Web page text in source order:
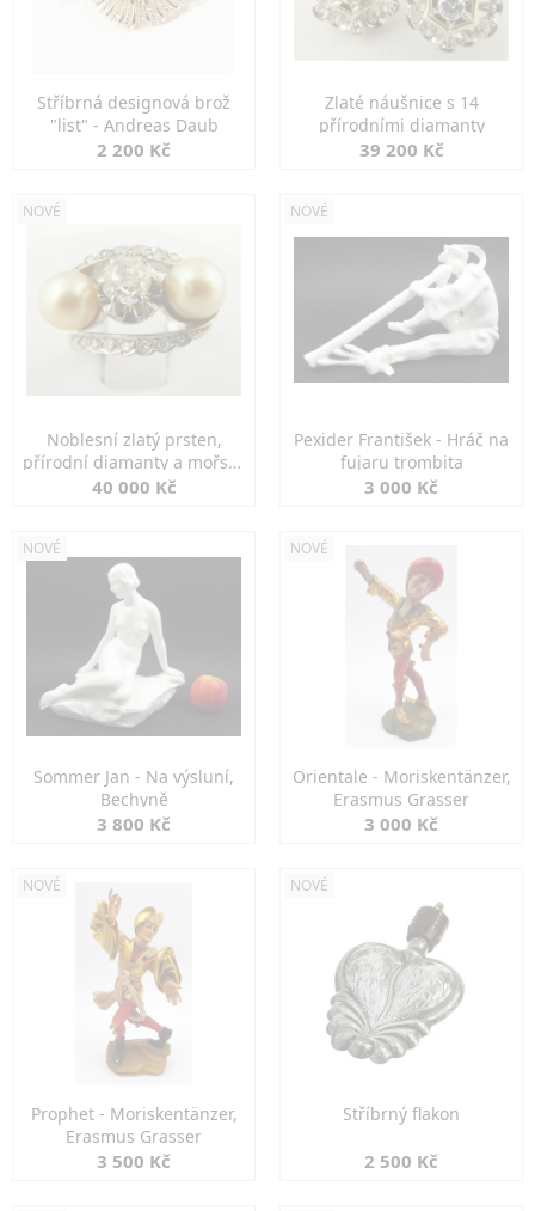
Stříbrná designová brož
"list" - Andreas Daub
2 200 Kč
Zlaté náušnice s 14
přírodními diamanty
39 200 Kč
NOVÉ
Noblesní zlatý prsten,
přírodní diamanty a mořské
perly
40 000 Kč
NOVÉ
Pexider František - Hráč na
fujaru trombita
3 000 Kč
NOVÉ
Sommer Jan - Na výsluní,
Bechyně
3 800 Kč
NOVÉ
Orientale - Moriskentänzer,
Erasmus Grasser
3 000 Kč
NOVÉ
Prophet - Moriskentänzer,
Erasmus Grasser
3 500 Kč
NOVÉ
Stříbrný flakon
2 500 Kč